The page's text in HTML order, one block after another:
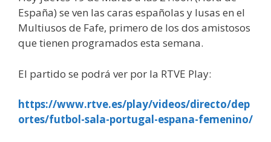
España) se ven las caras españolas y lusas en el
Multiusos de Fafe, primero de los dos amistosos
que tienen programados esta semana.
El partido se podrá ver por la RTVE Play:
https://www.rtve.es/play/videos/directo/dep
ortes/futbol-sala-portugal-espana-femenino/